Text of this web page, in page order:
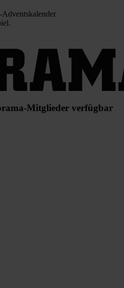
Mitglieder verfügbar